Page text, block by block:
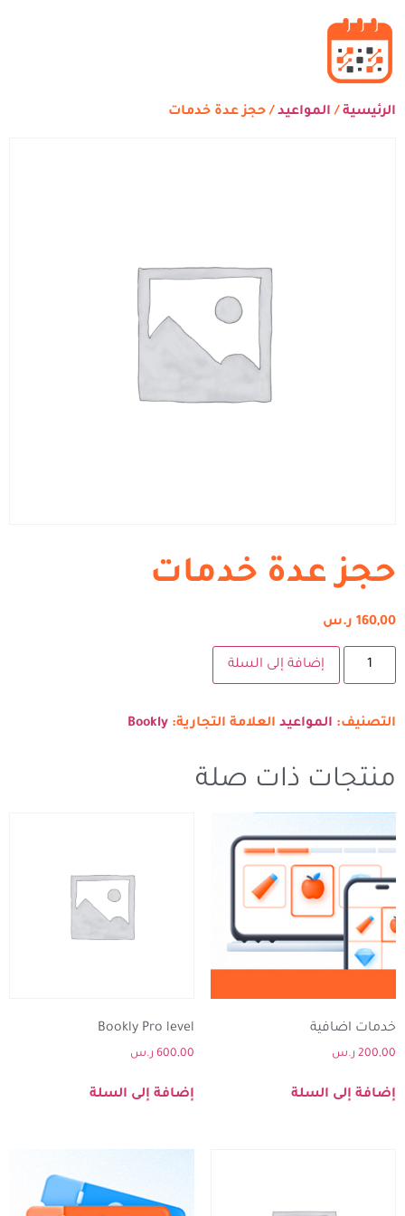
الرئيسية / المواعيد / حجز عدة خدمات
حجز عدة خدمات
160,00 ر.س
إضافة إلى السلة
التصنيف: المواعيد العلامة التجارية: Bookly
منتجات ذات صلة
خدمات اضافية
200,00 ر.س
إضافة إلى السلة
Bookly Pro level
600,00 ر.س
إضافة إلى السلة